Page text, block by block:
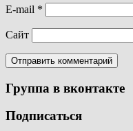
E-mail *
Сайт
Группа в вконтакте
Подписаться